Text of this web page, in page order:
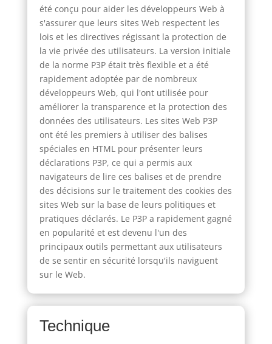
été conçu pour aider les développeurs Web à
s'assurer que leurs sites Web respectent les
lois et les directives régissant la protection de
la vie privée des utilisateurs. La version initiale
de la norme P3P était très flexible et a été
rapidement adoptée par de nombreux
développeurs Web, qui l'ont utilisée pour
améliorer la transparence et la protection des
données des utilisateurs. Les sites Web P3P
ont été les premiers à utiliser des balises
spéciales en HTML pour présenter leurs
déclarations P3P, ce qui a permis aux
navigateurs de lire ces balises et de prendre
des décisions sur le traitement des cookies des
sites Web sur la base de leurs politiques et
pratiques déclarés. Le P3P a rapidement gagné
en popularité et est devenu l'un des
principaux outils permettant aux utilisateurs
de se sentir en sécurité lorsqu'ils naviguent
sur le Web.
Technique